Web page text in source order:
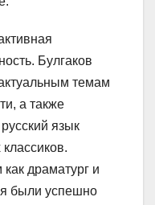
Булгаков
темам
а также
язык
драматург и
были успешно